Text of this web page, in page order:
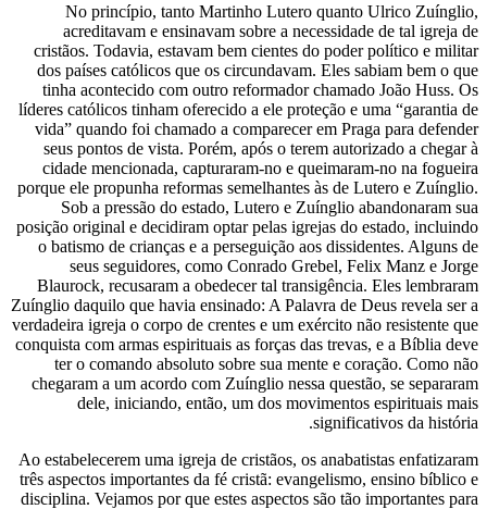
No princípio, tanto Martinho
acreditavam e ensinavam sobre a
cristãos. Todavia, estavam bem cientes
dos países católicos que os
tinha acontecido com outro reformador
líderes católicos tinham oferecido a ele
vida” quando foi chamado a
seus pontos de vista. Porém, após o
cidade mencionada, capturaram-no e
porque ele propunha reformas
Sob a pressão do estado, Lutero e
posição original e decidiram optar pelas
o batismo de crianças e a perseguição
seus seguidores, como Conrado
Blaurock, recusaram a obedecer tal
Zuínglio daquilo que havia ensinado: A
verdadeira igreja o corpo de crentes e um
conquista com armas espirituais as forças
ter o comando absoluto sobre sua
chegaram a um acordo com Zuínglio
dele, iniciando, então, um dos
Ao estabelecerem uma igreja de cristãos,
três aspectos importantes da fé cristã:
disciplina. Vejamos por que estes